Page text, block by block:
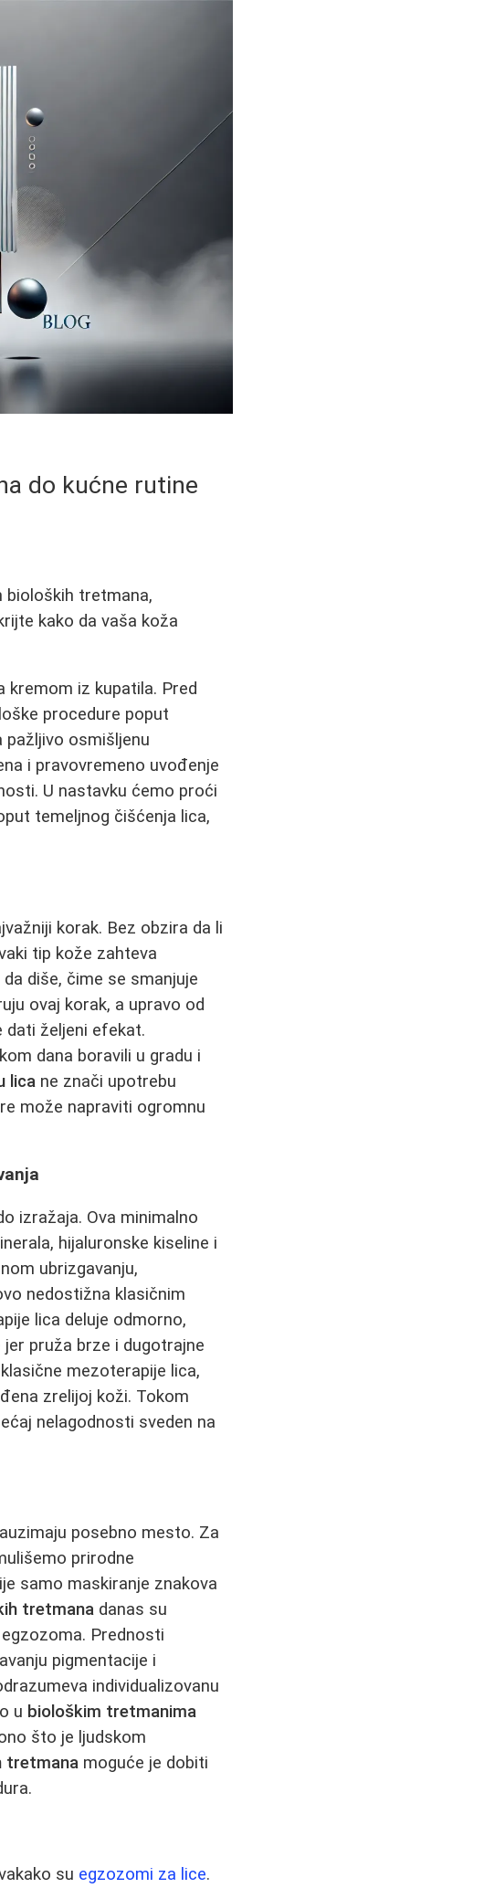
do kućne rutine
bioloških tretmana,
kako da vaša koža
kremom iz kupatila. Pred
procedure poput
osmišljenu
i pravovremeno uvođenje
U nastavku ćemo proći
temeljnog čišćenja lica,
korak. Bez obzira da li
tip kože zahteva
diše, čime se smanjuje
ovaj korak, a upravo od
dati željeni efekat.
dana boravili u gradu i
lica ne znači upotrebu
može napraviti ogromnu
izražaja. Ova minimalno
hijaluronske kiseline i
ubrizgavanju,
nedostižna klasičnim
lica deluje odmorno,
pruža brze i dugotrajne
mezoterapije lica,
zrelijoj koži. Tokom
nelagodnosti sveden na
posebno mesto. Za
prirodne
samo maskiranje znakova
tretmana danas su
Prednosti
pigmentacije i
individualizovanu
u biološkim tretmanima
što je ljudskom
tretmana moguće je dobiti
su egzozomi za lice.